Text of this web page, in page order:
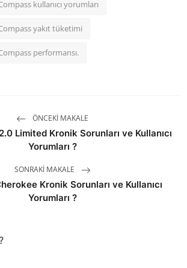
kullanıcı yorumları
yakıt tüketimi
performansı.
ÖNCEKI MAKALE
Limited Kronik Sorunları ve Kullanıcı
Yorumları ?
SONRAKI MAKALE
Kronik Sorunları ve Kullanıcı
Yorumları ?